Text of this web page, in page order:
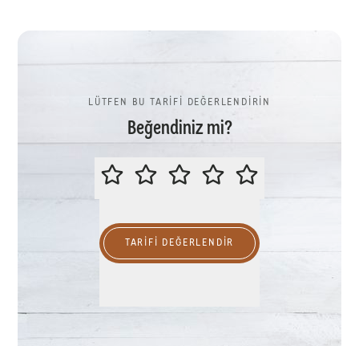
LÜTFEN BU TARİFİ DEĞERLENDİRİN
Beğendiniz mi?
LÜTFEN BU TARİFİ
TARIFI DEĞERLENDİR